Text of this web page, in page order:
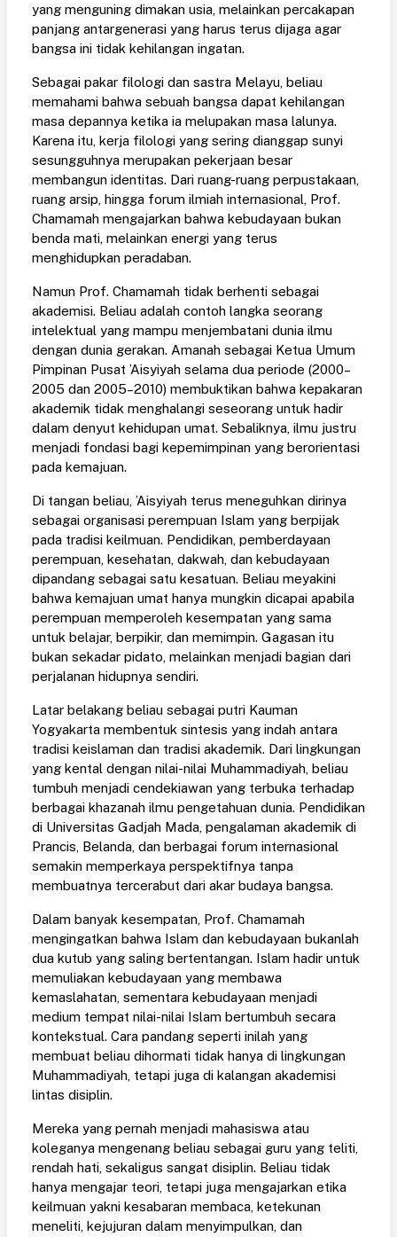
yang menguning dimakan usia, melainkan percakapan
panjang antargenerasi yang harus terus dijaga agar
bangsa ini tidak kehilangan ingatan.
Sebagai pakar filologi dan sastra Melayu, beliau
memahami bahwa sebuah bangsa dapat kehilangan
masa depannya ketika ia melupakan masa lalunya.
Karena itu, kerja filologi yang sering dianggap sunyi
sesungguhnya merupakan pekerjaan besar
membangun identitas. Dari ruang-ruang perpustakaan,
ruang arsip, hingga forum ilmiah internasional, Prof.
Chamamah mengajarkan bahwa kebudayaan bukan
benda mati, melainkan energi yang terus
menghidupkan peradaban.
Namun Prof. Chamamah tidak berhenti sebagai
akademisi. Beliau adalah contoh langka seorang
intelektual yang mampu menjembatani dunia ilmu
dengan dunia gerakan. Amanah sebagai Ketua Umum
Pimpinan Pusat ’Aisyiyah selama dua periode (2000–
2005 dan 2005–2010) membuktikan bahwa kepakaran
akademik tidak menghalangi seseorang untuk hadir
dalam denyut kehidupan umat. Sebaliknya, ilmu justru
menjadi fondasi bagi kepemimpinan yang berorientasi
pada kemajuan.
Di tangan beliau, ’Aisyiyah terus meneguhkan dirinya
sebagai organisasi perempuan Islam yang berpijak
pada tradisi keilmuan. Pendidikan, pemberdayaan
perempuan, kesehatan, dakwah, dan kebudayaan
dipandang sebagai satu kesatuan. Beliau meyakini
bahwa kemajuan umat hanya mungkin dicapai apabila
perempuan memperoleh kesempatan yang sama
untuk belajar, berpikir, dan memimpin. Gagasan itu
bukan sekadar pidato, melainkan menjadi bagian dari
perjalanan hidupnya sendiri.
Latar belakang beliau sebagai putri Kauman
Yogyakarta membentuk sintesis yang indah antara
tradisi keislaman dan tradisi akademik. Dari lingkungan
yang kental dengan nilai-nilai Muhammadiyah, beliau
tumbuh menjadi cendekiawan yang terbuka terhadap
berbagai khazanah ilmu pengetahuan dunia. Pendidikan
di Universitas Gadjah Mada, pengalaman akademik di
Prancis, Belanda, dan berbagai forum internasional
semakin memperkaya perspektifnya tanpa
membuatnya tercerabut dari akar budaya bangsa.
Dalam banyak kesempatan, Prof. Chamamah
mengingatkan bahwa Islam dan kebudayaan bukanlah
dua kutub yang saling bertentangan. Islam hadir untuk
memuliakan kebudayaan yang membawa
kemaslahatan, sementara kebudayaan menjadi
medium tempat nilai-nilai Islam bertumbuh secara
kontekstual. Cara pandang seperti inilah yang
membuat beliau dihormati tidak hanya di lingkungan
Muhammadiyah, tetapi juga di kalangan akademisi
lintas disiplin.
Mereka yang pernah menjadi mahasiswa atau
koleganya mengenang beliau sebagai guru yang teliti,
rendah hati, sekaligus sangat disiplin. Beliau tidak
hanya mengajar teori, tetapi juga mengajarkan etika
keilmuan yakni kesabaran membaca, ketekunan
meneliti, kejujuran dalam menyimpulkan, dan